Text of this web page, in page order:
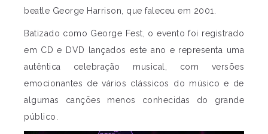
beatle George Harrison, que faleceu em 2001.
Batizado como George Fest, o evento foi registrado
em CD e DVD lançados este ano e representa uma
autêntica celebração musical, com versões
emocionantes de vários clássicos do músico e de
algumas canções menos conhecidas do grande
público.